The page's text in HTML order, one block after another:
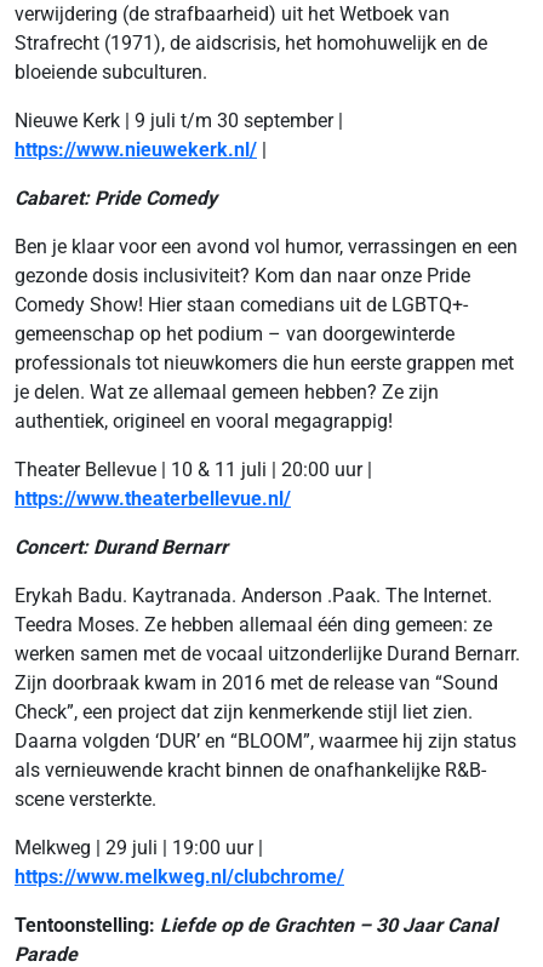
verwijdering (de strafbaarheid) uit het Wetboek van
Strafrecht (1971), de aidscrisis, het homohuwelijk en de
bloeiende subculturen.
Nieuwe Kerk | 9 juli t/m 30 september |
https://www.nieuwekerk.nl/ |
Cabaret: Pride Comedy
Ben je klaar voor een avond vol humor, verrassingen en een
gezonde dosis inclusiviteit? Kom dan naar onze Pride
Comedy Show! Hier staan comedians uit de LGBTQ+-
gemeenschap op het podium – van doorgewinterde
professionals tot nieuwkomers die hun eerste grappen met
je delen. Wat ze allemaal gemeen hebben? Ze zijn
authentiek, origineel en vooral megagrappig!
Theater Bellevue | 10 & 11 juli | 20:00 uur |
https://www.theaterbellevue.nl/
Concert: Durand Bernarr
Erykah Badu. Kaytranada. Anderson .Paak. The Internet.
Teedra Moses. Ze hebben allemaal één ding gemeen: ze
werken samen met de vocaal uitzonderlijke Durand Bernarr.
Zijn doorbraak kwam in 2016 met de release van “Sound
Check”, een project dat zijn kenmerkende stijl liet zien.
Daarna volgden ‘DUR’ en “BLOOM”, waarmee hij zijn status
als vernieuwende kracht binnen de onafhankelijke R&B-
scene versterkte.
Melkweg | 29 juli | 19:00 uur |
https://www.melkweg.nl/clubchrome/
Tentoonstelling: Liefde op de Grachten – 30 Jaar Canal
Parade